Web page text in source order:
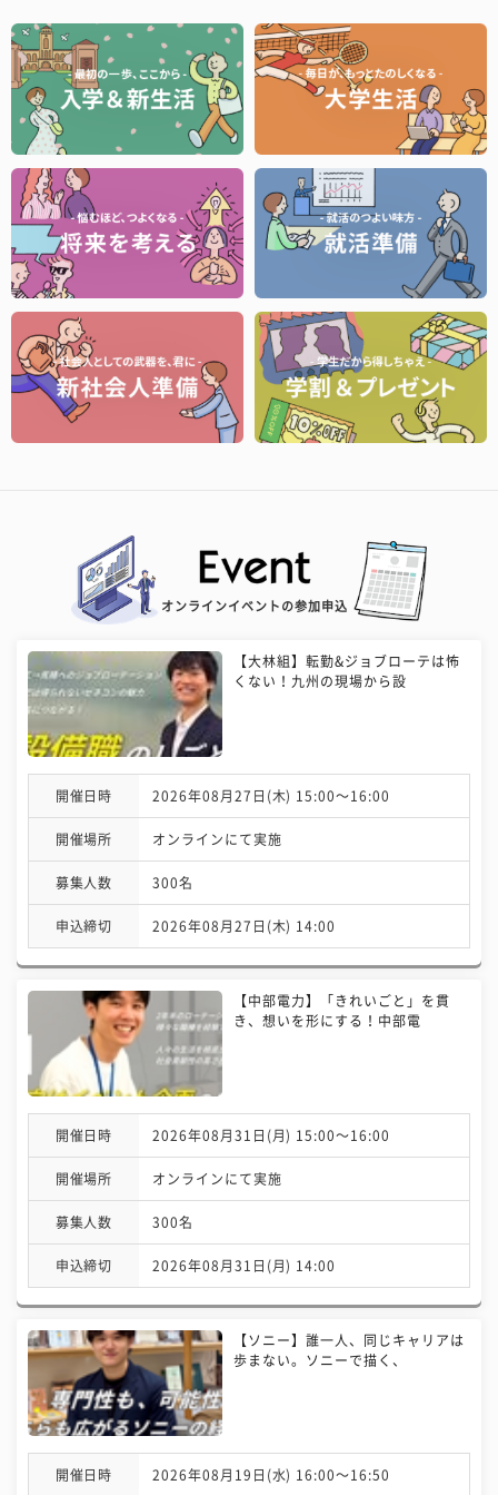
オンラインイベントの参加申込
【大林組】転勤&ジョブローテは怖
くない！九州の現場から設
開催日時 2026年08月27日(木) 15:00〜16:00
開催場所 オンラインにて実施
募集人数 300名
申込締切 2026年08月27日(木) 14:00
【中部電力】「きれいごと」を貫
き、想いを形にする！中部電
開催日時 2026年08月31日(月) 15:00〜16:00
開催場所 オンラインにて実施
募集人数 300名
申込締切 2026年08月31日(月) 14:00
【ソニー】誰一人、同じキャリアは
歩まない。ソニーで描く、
開催日時 2026年08月19日(水) 16:00〜16:50